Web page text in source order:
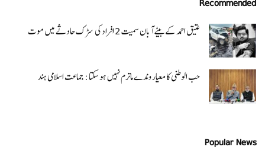
Recommended
عتیق احمد کے بیٹے آبان سمیت 2 افراد کی سڑک حادثے میں موت
حب الوطنی کا معیار وندے ماترم نہیں ہو سکتا : جماعت اسلامی ہند
Popular News